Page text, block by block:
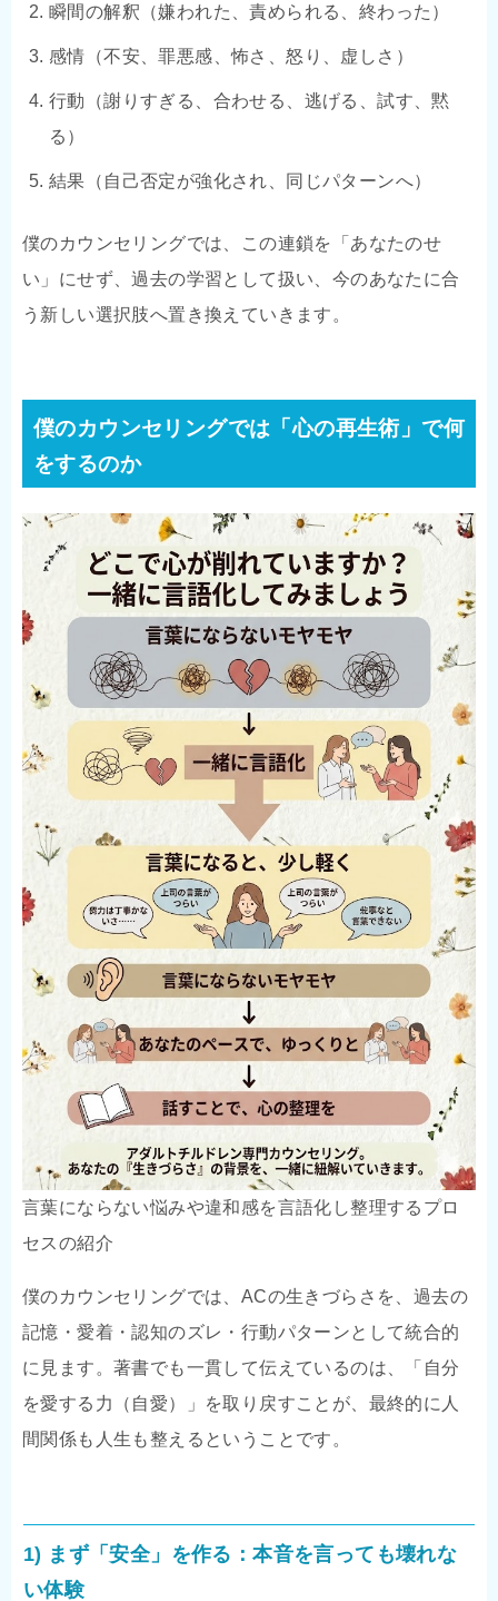
瞬間の解釈（嫌われた、責められる、終わった）
感情（不安、罪悪感、怖さ、怒り、虚しさ）
行動（謝りすぎる、合わせる、逃げる、試す、黙
る）
結果（自己否定が強化され、同じパターンへ）
僕のカウンセリングでは、この連鎖を「あなたのせ
い」にせず、過去の学習として扱い、今のあなたに合
う新しい選択肢へ置き換えていきます。
僕のカウンセリングでは「心の再生術」で何
をするのか
言葉にならない悩みや違和感を言語化し整理するプロ
セスの紹介
僕のカウンセリングでは、ACの生きづらさを、過去の
記憶・愛着・認知のズレ・行動パターンとして統合的
に見ます。著書でも一貫して伝えているのは、「自分
を愛する力（自愛）」を取り戻すことが、最終的に人
間関係も人生も整えるということです。
1) まず「安全」を作る：本音を言っても壊れな
い体験